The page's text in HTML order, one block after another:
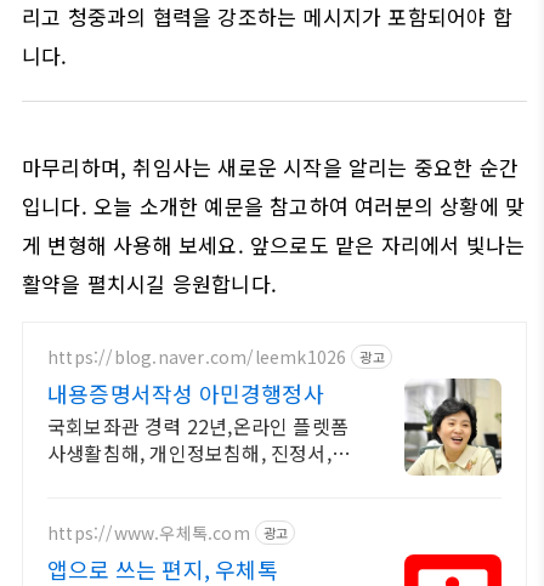
리고 청중과의 협력을 강조하는 메시지가 포함되어야 합
니다.
마무리하며, 취임사는 새로운 시작을 알리는 중요한 순간
입니다. 오늘 소개한 예문을 참고하여 여러분의 상황에 맞
게 변형해 사용해 보세요. 앞으로도 맡은 자리에서 빛나는
활약을 펼치시길 응원합니다.
https://blog.naver.com/leemk1026 광고
내용증명서작성 아민경행정사
국회보좌관 경력 22년,온라인 플렛폼
사생활침해, 개인정보침해, 진정서, 경
https://www.우체톡.com 광고
앱으로 쓰는 편지, 우체톡